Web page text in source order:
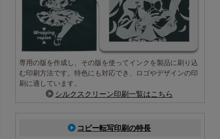
専用の版を作成し、その版を使ってインクを製品に刷り込
む印刷方法です。特色にも対応でき、ロゴやデザインの印
刷に適しています。
シルクスクリーン印刷一覧はこちら
コピー転写印刷の特長